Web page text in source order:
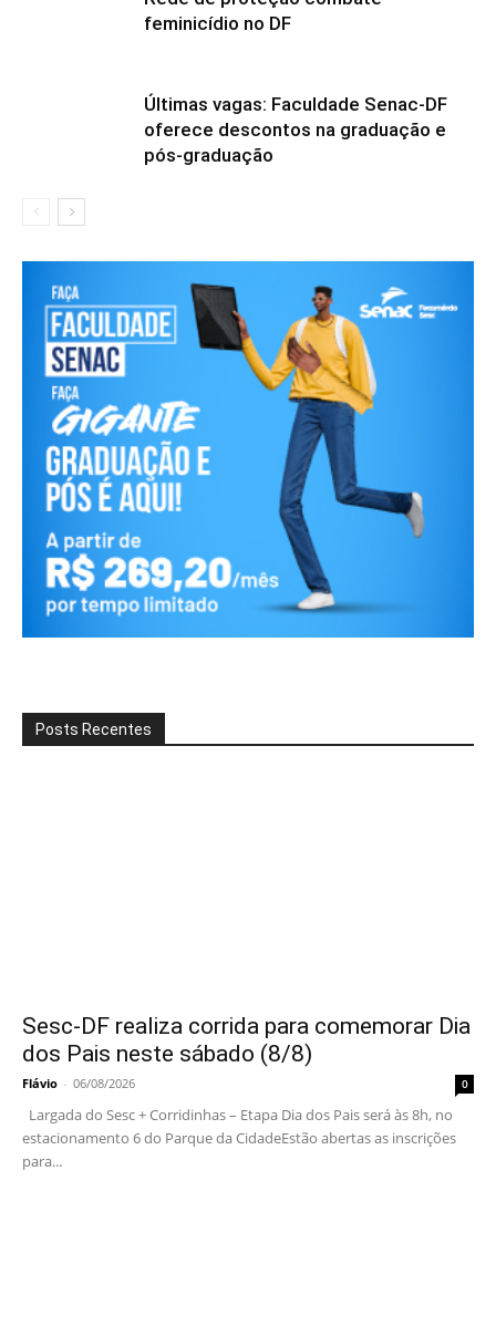
feminicídio no DF
Últimas vagas: Faculdade Senac-DF
oferece descontos na graduação e
pós-graduação
Posts Recentes
Sesc-DF realiza corrida para comemorar Dia
dos Pais neste sábado (8/8)
Flávio - 06/08/2026 0
Largada do Sesc + Corridinhas – Etapa Dia dos Pais será às 8h, no
estacionamento 6 do Parque da CidadeEstão abertas as inscrições
para...